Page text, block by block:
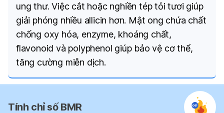
ung thư. Việc cắt hoặc nghiền tép tỏi tươi giúp
giải phóng nhiều allicin hơn. Mật ong chứa chất
chống oxy hóa, enzyme, khoáng chất,
flavonoid và polyphenol giúp bảo vệ cơ thể,
tăng cường miễn dịch.
Tính chỉ số BMR